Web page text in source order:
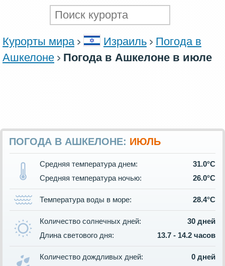
Курорты мира Израиль
Погода в
Ашкелоне
Погода в Ашкелоне в июле
ПОГОДА В АШКЕЛОНЕ: ИЮЛЬ
Средняя температура днем:
31.0°C
Средняя температура ночью:
26.0°C
Температура воды в море: 28.4°C
Количество солнечных дней:
30 дней
Длина светового дня:
13.7 - 14.2 часов
Количество дождливых дней:
0 дней